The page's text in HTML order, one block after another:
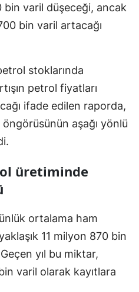
İstanbul
Kastamonu
Kayseri
Kütahya
Malatya
bin varil düşeceği, ancak
bin varil artacağı
stoklarında
petrol fiyatları
ifade edilen raporda,
aşağı yönlü
üretiminde
ortalama ham
11 milyon 870 bin
yıl bu miktar,
varil olarak kayıtlara